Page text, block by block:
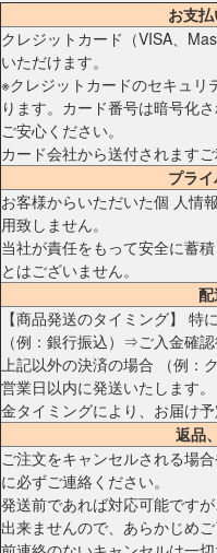
お支
クレジットカード（VISA、
いただけます。
※クレジットカードのセキュリ
ります。カード番号は暗号化
ご安心ください。
カード会社から送付されます
プラ
お客様からいただいた個 人情
用致しません。
当社が責任をもって安全に蓄
とはございません。
【商品発送のタイミング】 特
（例：銀行振込）⇒ご入金確
上記以外の決済の場合 （例：
営業日以内に発送いたします
金タイミングにより、お届け
返品
ご注文をキャンセルされる場
に必ずご連絡ください。
発送前であれば対応可能です
出来ませんので、あらかじめ